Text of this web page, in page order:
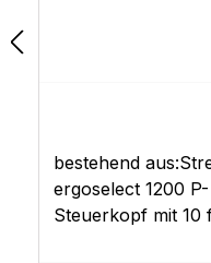
bestehend
ergoselect 1200
Steuerkopf mit 10